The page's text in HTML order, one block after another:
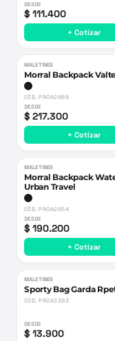
DESDE
$ 111.400
+ Cotizar
MALETINES
Morral Backpack
CÓD.PROA2988
DESDE
$ 217.300
+ Cotizar
MALETINES
Morral Backpack
Urban Travel
CÓD.PROA2954
DESDE
$ 190.200
+ Cotizar
Nuevo
MALETINES
Sporty Bag Garda
CÓD.PROA3393
DESDE
$ 13.900